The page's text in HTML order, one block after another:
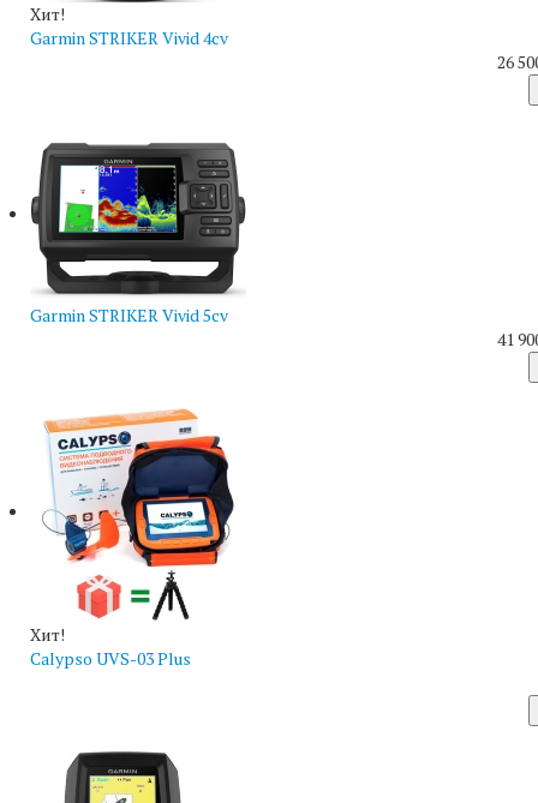
Хит!
Garmin STRIKER Vivid 4cv
26
Garmin STRIKER Vivid 5cv
41
Хит!
Calypso UVS-03 Plus